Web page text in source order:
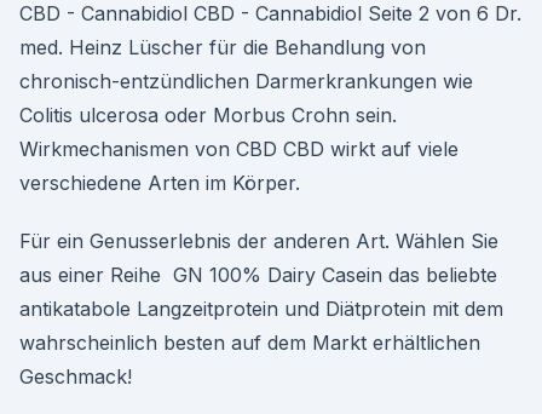
CBD - Cannabidiol CBD - Cannabidiol Seite 2 von 6 Dr.
med. Heinz Lüscher für die Behandlung von
chronisch-entzündlichen Darmerkrankungen wie
Colitis ulcerosa oder Morbus Crohn sein.
Wirkmechanismen von CBD CBD wirkt auf viele
verschiedene Arten im Körper.
Für ein Genusserlebnis der anderen Art. Wählen Sie
aus einer Reihe GN 100% Dairy Casein das beliebte
antikatabole Langzeitprotein und Diätprotein mit dem
wahrscheinlich besten auf dem Markt erhältlichen
Geschmack!